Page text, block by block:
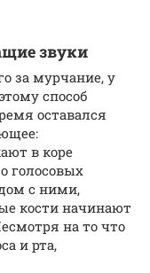
звуки
за мурчание, у
способ
оставался
в коре
голосовых
с ними,
кости начинают
на то что
и рта,